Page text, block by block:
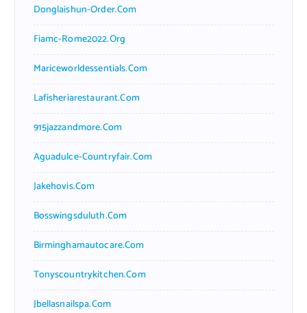
Donglaishun-Order.com
Fiamc-Rome2022.org
Mariceworldessentials.com
Lafisheriarestaurant.com
915jazzandmore.com
Aguadulce-Countryfair.com
Jakehovis.com
Bosswingsduluth.com
Birminghamautocare.com
Tonyscountrykitchen.com
Jbellasnailspa.com